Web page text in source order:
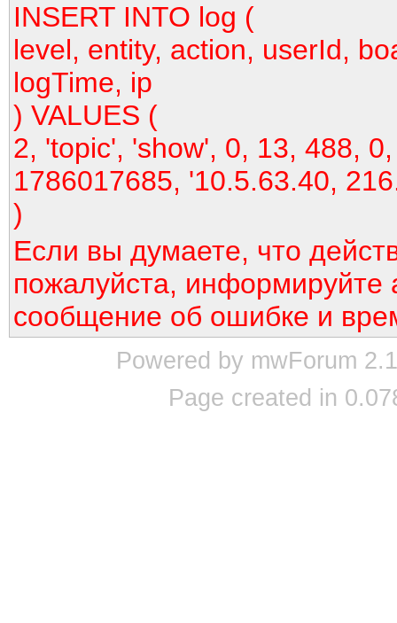
INSERT INTO log (
level, entity, action, userId,
logTime, ip
) VALUES (
2, 'topic', 'show', 0, 13, 488,
1786017685, '10.5.63.40,
)
Если вы думаете, что
пожалуйста, информируйте
сообщение об ошибке и
Powered by mwForum
Page created in